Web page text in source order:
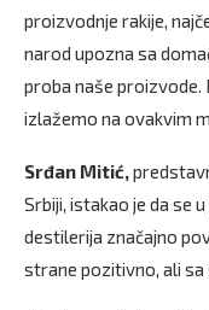
proizvodnje rakije,
narod upozna sa
proba naše proizvode.
izlažemo na ovakvim
Srđan Mitić,
Srbiji, istakao je da se
destilerija značajno
strane pozitivno, ali